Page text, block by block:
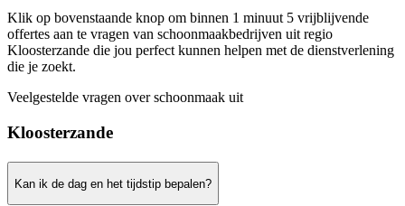
Klik op bovenstaande knop om binnen 1 minuut 5 vrijblijvende
offertes aan te vragen van schoonmaakbedrijven uit regio
Kloosterzande die jou perfect kunnen helpen met de dienstverlening
die je zoekt.
Veelgestelde vragen over schoonmaak uit
Kloosterzande
Kan ik de dag en het tijdstip bepalen?